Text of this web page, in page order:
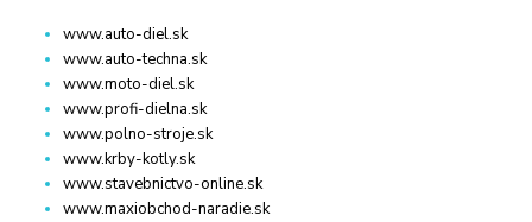
www.auto-diel.sk
www.auto-techna.sk
www.moto-diel.sk
www.profi-dielna.sk
www.polno-stroje.sk
www.krby-kotly.sk
www.stavebnictvo-online.sk
www.maxiobchod-naradie.sk